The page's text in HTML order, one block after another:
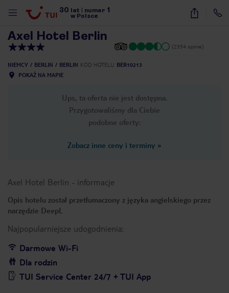
30 lat numer 1
w Polsce
20
Axel Hotel Berlin
(2354 opinie)
NIEMCY BERLIN BERLIN KOD HOTELU BER10213
POKAŻ NA MAPIE
Ups, ta oferta nie jest dostępna.
Przygotowaliśmy dla Ciebie
podobne oferty:
Zobacz inne ceny i terminy »
Axel Hotel Berlin - informacje
Opis hotelu został przetłumaczony z języka angielskiego przez
narzędzie DeepL
Najpopularniejsze udogodnienia:
Darmowe Wi-Fi
Dla rodzin
TUI Service Center 24/7 + TUI App